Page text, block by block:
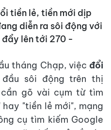
tiền lẻ, tiền mới dịp
diễn ra sôi động với
lên tới 270 -
tháng Chạp, việc đổi
sôi động trên thị
gõ vài cụm từ tìm
"tiền lẻ mới", mạng
cụ tìm kiếm Google